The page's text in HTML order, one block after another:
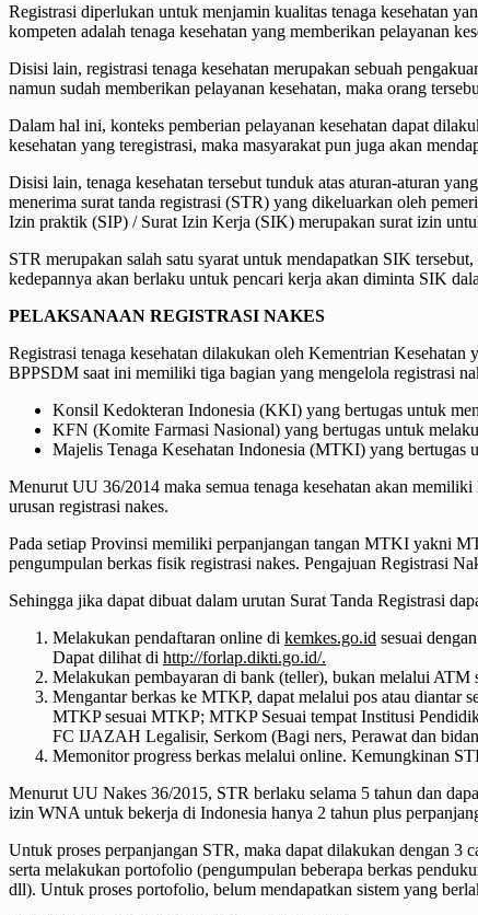
Registrasi diperlukan untuk menjamin kualitas tenaga kesehatan
kompeten adalah tenaga kesehatan yang memberikan pelayanan
Disisi lain, registrasi tenaga kesehatan merupakan sebuah
namun sudah memberikan pelayanan kesehatan, maka orang
Dalam hal ini, konteks pemberian pelayanan kesehatan dapat
kesehatan yang teregistrasi, maka masyarakat pun juga akan
Disisi lain, tenaga kesehatan tersebut tunduk atas aturan-aturan
menerima surat tanda registrasi (STR) yang dikeluarkan oleh
Izin praktik (SIP) / Surat Izin Kerja (SIK) merupakan surat izin
STR merupakan salah satu syarat untuk mendapatkan SIK
kedepannya akan berlaku untuk pencari kerja akan diminta SIK
PELAKSANAAN REGISTRASI NAKES
Registrasi tenaga kesehatan dilakukan oleh Kementrian
BPPSDM saat ini memiliki tiga bagian yang mengelola registrasi
Konsil Kedokteran Indonesia (KKI) yang bertugas untuk
KFN (Komite Farmasi Nasional) yang bertugas untuk
Majelis Tenaga Kesehatan Indonesia (MTKI) yang bertugas
Menurut UU 36/2014 maka semua tenaga kesehatan akan
urusan registrasi nakes.
Pada setiap Provinsi memiliki perpanjangan tangan MTKI yakni
pengumpulan berkas fisik registrasi nakes. Pengajuan Registrasi
Sehingga jika dapat dibuat dalam urutan Surat Tanda Registrasi
Melakukan pendaftaran online di kemkes.go.id sesuai
Dapat dilihat di http://forlap.dikti.go.id/.
Melakukan pembayaran di bank (teller), bukan melalui ATM
Mengantar berkas ke MTKP, dapat melalui pos atau diantar
MTKP sesuai MTKP; MTKP Sesuai tempat Institusi
FC IJAZAH Legalisir, Serkom (Bagi ners, Perawat dan
Memonitor progress berkas melalui online. Kemungkinan
Menurut UU Nakes 36/2015, STR berlaku selama 5 tahun dan
izin WNA untuk bekerja di Indonesia hanya 2 tahun plus
Untuk proses perpanjangan STR, maka dapat dilakukan dengan 3
serta melakukan portofolio (pengumpulan beberapa berkas
dll). Untuk proses portofolio, belum mendapatkan sistem yang